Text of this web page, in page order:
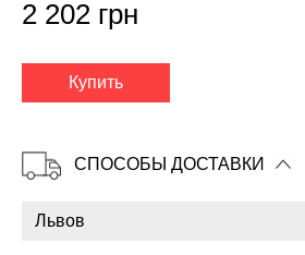
✕
2 202 грн
Купить
СПОСОБЫ ДОСТАВКИ